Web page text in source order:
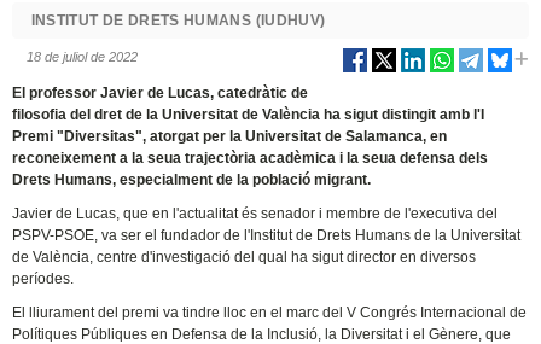
INSTITUT DE DRETS HUMANS (IUDHUV)
18 de juliol de 2022
El professor Javier de Lucas, catedràtic de
filosofia del dret de la Universitat de València ha sigut distingit amb l'I
Premi "Diversitas", atorgat per la Universitat de Salamanca, en
reconeixement a la seua trajectòria acadèmica i la seua defensa dels
Drets Humans, especialment de la població migrant.
Javier de Lucas, que en l'actualitat és senador i membre de l'executiva del
PSPV-PSOE, va ser el fundador de l'Institut de Drets Humans de la Universitat
de València, centre d'investigació del qual ha sigut director en diversos
períodes.
El lliurament del premi va tindre lloc en el marc del V Congrés Internacional de
Polítiques Públiques en Defensa de la Inclusió, la Diversitat i el Gènere, que